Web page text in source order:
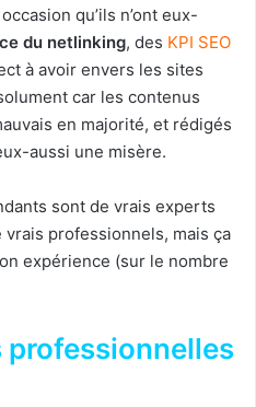
qu’ils n’ont eux-
du netlinking, des KPI SEO
à avoir envers les sites
car les contenus
en majorité, et rédigés
aussi une misère.
sont de vrais experts
vrais professionnels, mais ça
expérience (sur le nombre
professionnelles